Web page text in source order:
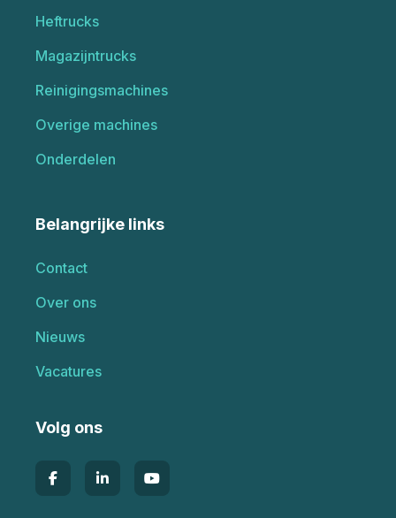
Heftrucks
Magazijntrucks
Reinigingsmachines
Overige machines
Onderdelen
Belangrijke links
Contact
Over ons
Nieuws
Vacatures
Volg ons